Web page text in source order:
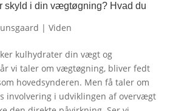
skyld i din vægtøgning? Hvad du
| Viden
kulhydrater din vægt og
vi taler om vægtøgning, bliver fedt
hovedsynderen. Men få taler om
involvering i udviklingen af overvægt